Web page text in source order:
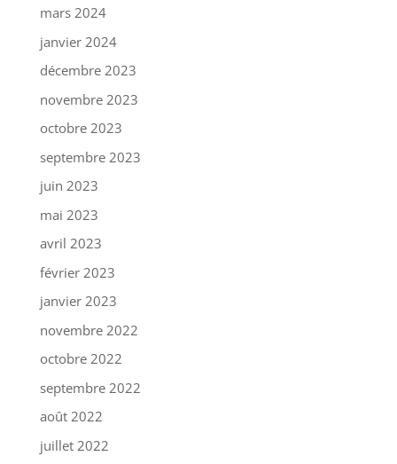
mars 2024
janvier 2024
décembre 2023
novembre 2023
octobre 2023
septembre 2023
juin 2023
mai 2023
avril 2023
février 2023
janvier 2023
novembre 2022
octobre 2022
septembre 2022
août 2022
juillet 2022